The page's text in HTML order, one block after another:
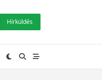
Hírküldés